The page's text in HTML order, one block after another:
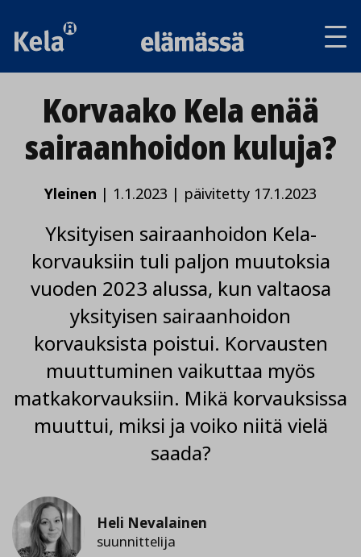
Korvaako Kela enää
sairaanhoidon kuluja?
Yleinen | 1.1.2023 | päivitetty 17.1.2023
Yksityisen sairaanhoidon Kela-
korvauksiin tuli paljon muutoksia
vuoden 2023 alussa, kun valtaosa
yksityisen sairaanhoidon
korvauksista poistui. Korvausten
muuttuminen vaikuttaa myös
matkakorvauksiin. Mikä korvauksissa
muuttui, miksi ja voiko niitä vielä
saada?
Heli Nevalainen
suunnittelija